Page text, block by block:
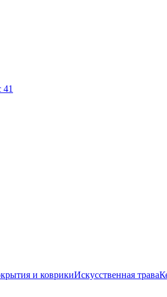
и коврикиИскусственная трава